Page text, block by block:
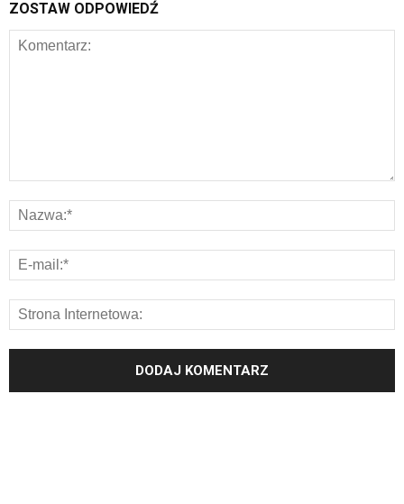
ZOSTAW ODPOWIEDŹ